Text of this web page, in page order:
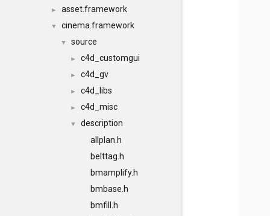
► asset.framework
▼ cinema.framework
▼ source
► c4d_customgui
► c4d_gv
► c4d_libs
► c4d_misc
▼
description
allplan.h
belttag.h
bmamplify.h
bmbase.h
bmfill.h